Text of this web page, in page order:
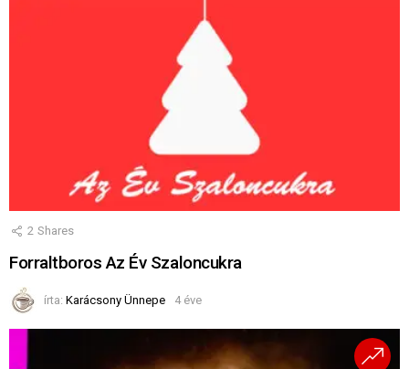
2 Shares
Forraltboros Az Év Szaloncukra
írta: Karácsony Ünnepe 4 éve